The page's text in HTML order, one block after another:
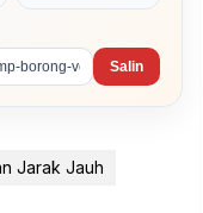
Salin
Jarak Jauh